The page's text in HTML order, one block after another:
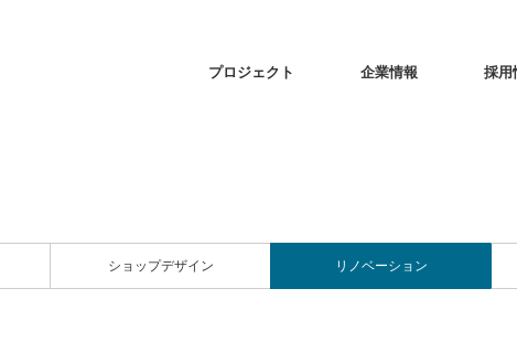
プロジェクト 企業情報 採用
ショップデザイン リノベーション